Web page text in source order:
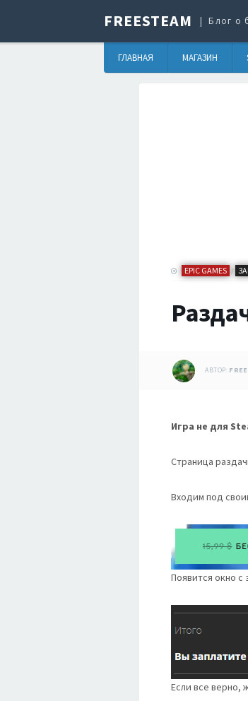
FREESTEAM Блог о
ГЛАВНАЯ МАГАЗИН
EPIC GAMES /
АВТОР:
Игра не для
Страница
Входим под
Появится окно с
Если все